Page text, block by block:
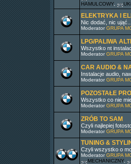
HAMULCOWY,
ELEKTRYKA I
Nic dodać, nic ująć...
ModeratorGRUPA
LPG/PALIWA
Wszystko nt
ModeratorGRUPA
CAR AUDIO &
Instalacje audio,
ModeratorGRUPA
POZOSTAŁE
Wszystko co nie
ModeratorGRUPA
ZRÓB TO SAM
Czyli najlepiej
ModeratorGRUPA
TUNING &
Czyli wszystko o
ModeratorGRUPA
MECHANICZNY,